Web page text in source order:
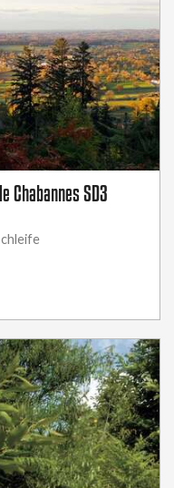
Chabannes SD3